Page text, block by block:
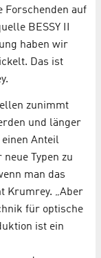
Forschenden auf
BESSY II
haben wir
Das ist
zunimmt
und länger
einen Anteil
Typen zu
man das
Krumrey. „Aber
für optische
ist ein